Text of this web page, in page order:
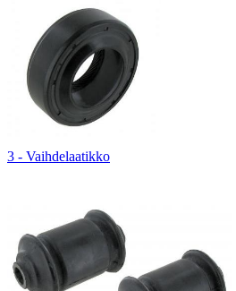
3 - Vaihdelaatikko